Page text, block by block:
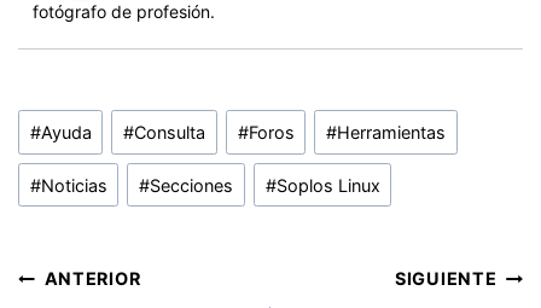
fotógrafo de profesión.
Etiquetas
de
la
#Ayuda #Consulta #Foros #Herramientas
#Noticias #Secciones #Soplos Linux
Navegación
ANTERIOR SIGUIENTE